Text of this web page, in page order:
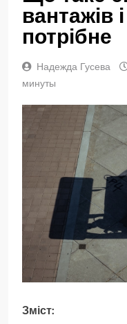
вантажів
потрібне
Надежда Гусева
минуты
Зміст: